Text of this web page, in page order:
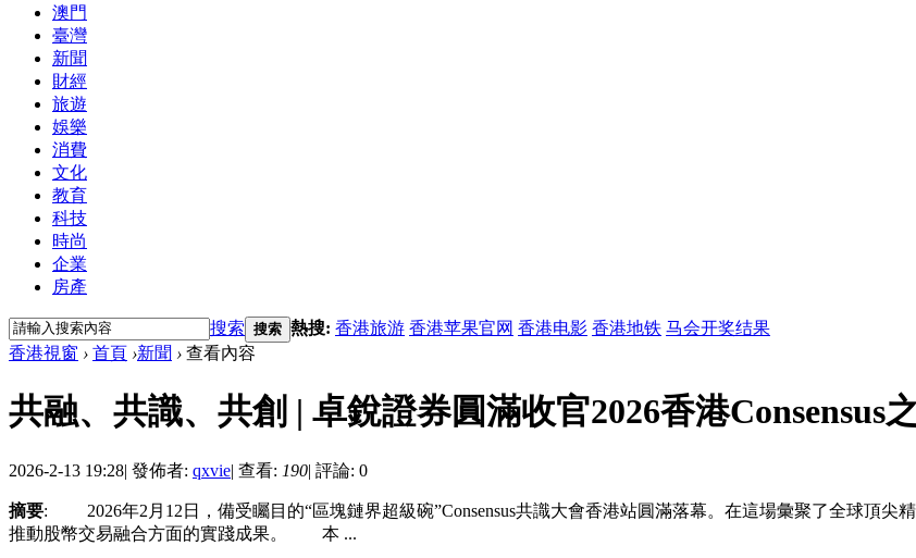
澳門
臺灣
新聞
財經
旅遊
娛樂
消費
文化
教育
科技
時尚
企業
房產
搜索 搜索 熱搜: 香港旅游 香港苹果官网 香港电影 香港地铁 马会开奖结果
香港視窗 › 首頁 ›新聞 › 查看內容
共融、共識、共創 | 卓銳證券圓滿收官2026香港Consensus
2026-2-13 19:28| 發佈者: qxvie| 查看: 190| 評論: 0
摘要: 2026年2月12日，備受矚目的“區塊鏈界超級碗”Consensus共識大會香港站圓滿落幕。在這場彙聚了全球頂尖
推動股幣交易融合方面的實踐成果。 本 ...